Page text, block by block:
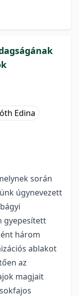
Edina
során
úgynevezett
gyepesített
három
ablakot
az
magjait